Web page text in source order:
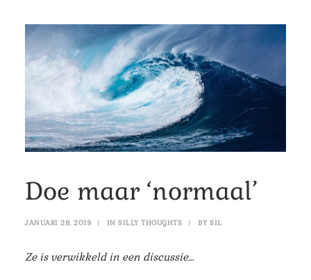
Doe maar ‘normaal’
JANUARI 29, 2019 | IN SILLY THOUGHTS | BY SIL
Ze is verwikkeld in een discussie…